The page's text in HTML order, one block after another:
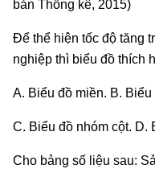
bản Thống kê, 2015)
Để thể hiện tốc độ tăng
nghiệp thì biểu đồ thích
A. Biểu đồ miền. B.
C. Biểu đồ nhóm cột. D.
Cho bảng số liệu sau: